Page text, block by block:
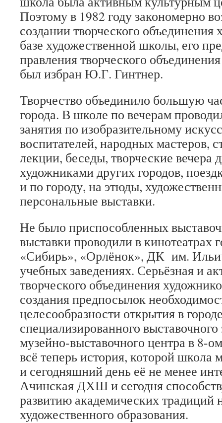
Поэтому в 1982 году закономерно
создании творческого объединения
базе художественной школы, его
правления творческого
был избран Ю.Г. Гинтнер.
Творчество объединило большую
города. В школе по вечерам
занятия по изобразительному
воспитателей, народных мастеров,
лекции, беседы, творческие вечера
художниками других городов,
и по городу, на этюды,
персональные выставки.
Не было приспособленных
выставки проводили в кинотеатрах
«Сибирь», «Орлёнок», ДК им.
учебных заведениях. Серьёзная и
творческого объединения
создания предпосылок
целесообразности открытия в
специализированного
музейно-выставочного центра в 8-
всё теперь история, которой школа
и сегодняшний день её не менее
Ачинская ДХШ и сегодня
развитию академических традиций
художественного образования.